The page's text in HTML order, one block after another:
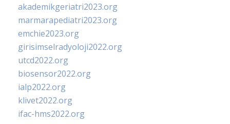
akademikgeriatri2023.org
marmarapediatri2023.org
emchie2023.org
girisimselradyoloji2022.org
utcd2022.org
biosensor2022.org
ialp2022.org
klivet2022.org
ifac-hms2022.org